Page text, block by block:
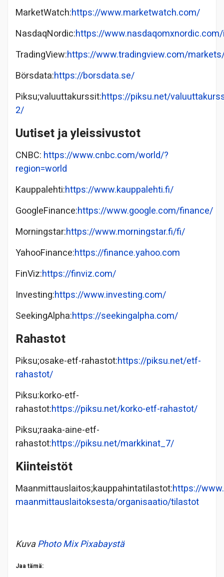
MarketWatch:https://www.marketwatch.com/
NasdaqNordic:https://
TradingView:https://www.tradingview.com/
Börsdata:https://borsdata.se/
Piksu;valuuttakurssit:https://piksu.net/
2/
Uutiset ja yleissivustot
CNBC: https://www.cnbc.com/world/?
region=world
Kauppalehti:https://www.kauppalehti.fi/
GoogleFinance:https://www.google.com/finance/
Morningstar:https://www.morningstar.fi/fi/
YahooFinance:https://finance.yahoo.com
FinViz:https://finviz.com/
Investing:https://www.investing.com/
SeekingAlpha:https://seekingalpha.com/
Rahastot
Piksu;osake-etf-rahastot:https://piksu.net/etf-
rahastot/
Piksu:korko-etf-
rahastot:https://piksu.net/korko-etf-rahastot/
Piksu;raaka-aine-etf-
rahastot:https://piksu.net/markkinat_7/
Kiinteistöt
Maanmittauslaitos;kauppahintatilastot:https://
maanmittauslaitoksesta/organisaatio/tilastot
KuvaPhoto MixPixabaystä
Jaa tämä: